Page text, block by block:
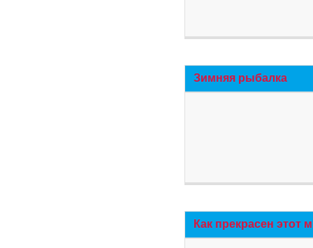
Зимняя рыбалка
Как прекрасен этот